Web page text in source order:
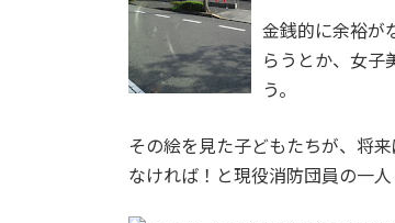
金銭的に余裕が
らうとか、女子
う。
その絵を見た子どもたちが、将
なければ！と現役消防団員の一人